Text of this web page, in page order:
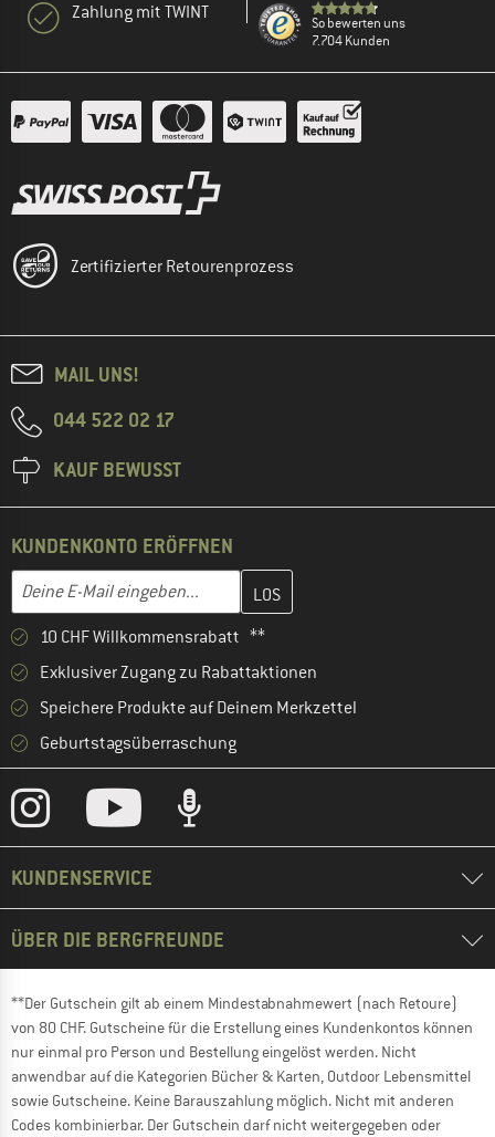
Zahlung mit TWINT
So bewerten uns
7.704 Kunden
Zertifizierter Retourenprozess
MAIL UNS!
044 522 02 17
KAUF BEWUSST
KUNDENKONTO ERÖFFNEN
E-Mail-Adresse
Gib hier deine E-Mail-Adresse ein und erstelle im nächsten
10 CHF Willkommensrabatt **
Exklusiver Zugang zu Rabattaktionen
Speichere Produkte auf Deinem Merkzettel
Geburtstagsüberraschung
KUNDENSERVICE
ÜBER DIE BERGFREUNDE
**Der Gutschein gilt ab einem Mindestabnahmewert (nach Retoure)
von 80 CHF. Gutscheine für die Erstellung eines Kundenkontos können
nur einmal pro Person und Bestellung eingelöst werden. Nicht
anwendbar auf die Kategorien Bücher & Karten, Outdoor Lebensmittel
sowie Gutscheine. Keine Barauszahlung möglich. Nicht mit anderen
Codes kombinierbar. Der Gutschein darf nicht weitergegeben oder